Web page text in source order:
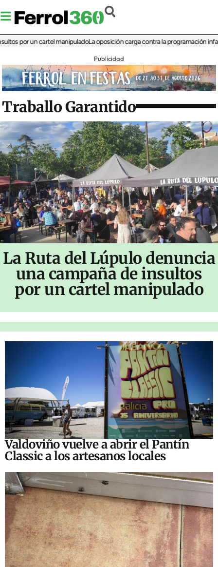
un cartel manipuladoLa oposición carga contra la programación infantil de
Publicidad
Traballo Garantido
La Ruta del Lúpulo denuncia
una campaña de insultos
por un cartel manipulado
Valdoviño vuelve a abrir el Pantín
Classic a los artesanos locales